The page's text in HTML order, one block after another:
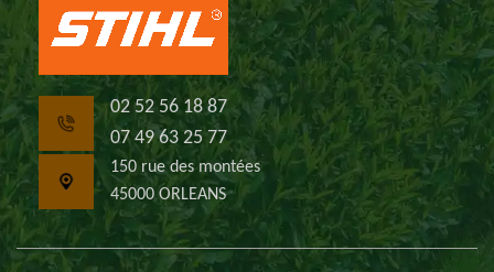
02 52 56 18 87
07 49 63 25 77
150 rue des montées
45000 ORLEANS